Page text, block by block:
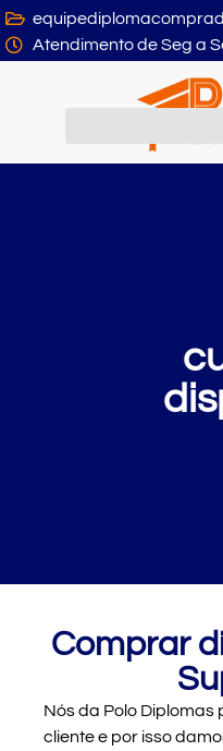
Atendimento de Seg a
Comprar
Nós da Polo Diplomas
cliente e por isso